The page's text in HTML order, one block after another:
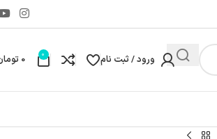
ورود / ثبت نام 0
0